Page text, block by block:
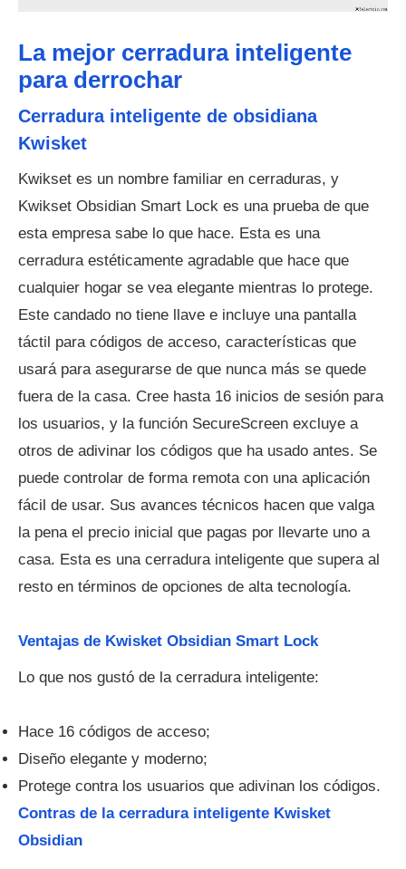
La mejor cerradura inteligente
para derrochar
Cerradura inteligente de obsidiana
Kwisket
Kwikset es un nombre familiar en cerraduras, y
Kwikset Obsidian Smart Lock es una prueba de que
esta empresa sabe lo que hace. Esta es una
cerradura estéticamente agradable que hace que
cualquier hogar se vea elegante mientras lo protege.
Este candado no tiene llave e incluye una pantalla
táctil para códigos de acceso, características que
usará para asegurarse de que nunca más se quede
fuera de la casa. Cree hasta 16 inicios de sesión para
los usuarios, y la función SecureScreen excluye a
otros de adivinar los códigos que ha usado antes. Se
puede controlar de forma remota con una aplicación
fácil de usar. Sus avances técnicos hacen que valga
la pena el precio inicial que pagas por llevarte uno a
casa. Esta es una cerradura inteligente que supera al
resto en términos de opciones de alta tecnología.
Ventajas de Kwisket Obsidian Smart Lock
Lo que nos gustó de la cerradura inteligente:
Hace 16 códigos de acceso;
Diseño elegante y moderno;
Protege contra los usuarios que adivinan los códigos.
Contras de la cerradura inteligente Kwisket
Obsidian